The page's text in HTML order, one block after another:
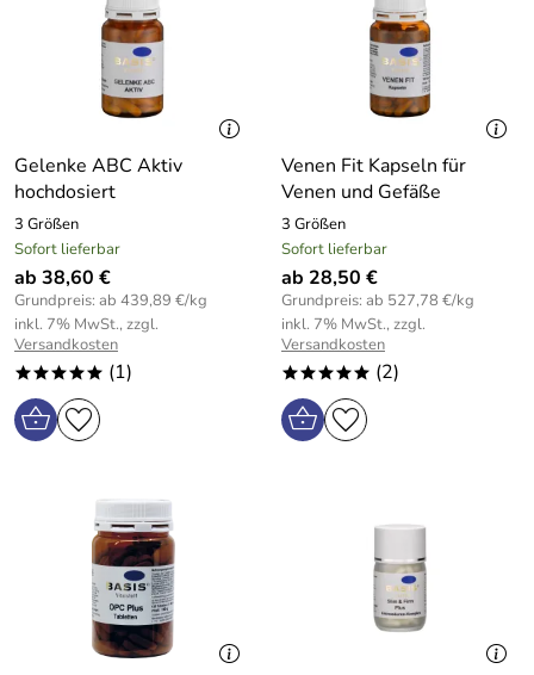
Gelenke ABC Aktiv
hochdosiert
3 Größen
Sofort lieferbar
ab 38,60 €
Grundpreis: ab 439,89 €/kg
inkl. 7% MwSt., zzgl.
Versandkosten
***** (1)
Venen Fit Kapseln für
Venen und Gefäße
3 Größen
Sofort lieferbar
ab 28,50 €
Grundpreis: ab 527,78 €/kg
inkl. 7% MwSt., zzgl.
Versandkosten
***** (2)